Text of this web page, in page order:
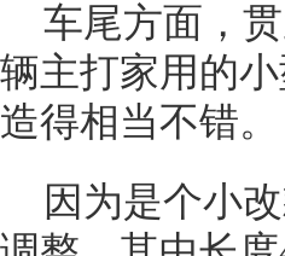
车尾方面，
辆主打家用的
造得相当不错。
因为是个小